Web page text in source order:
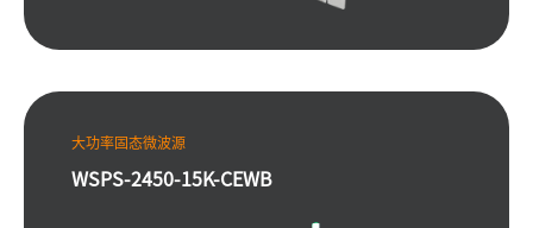
大功率固态微波源
WSPS-2450-15K-CEWB